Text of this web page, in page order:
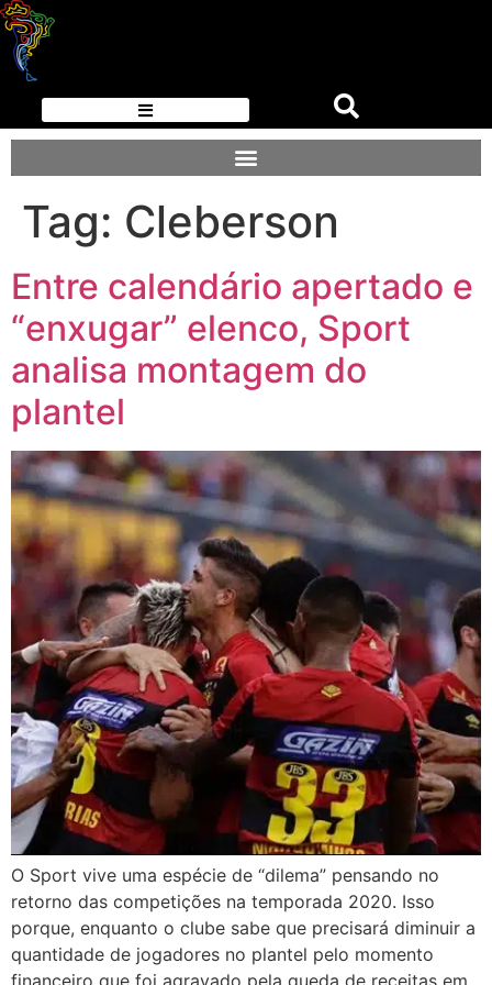
Tag: Cleberson
Entre calendário apertado e
“enxugar” elenco, Sport
analisa montagem do
plantel
O Sport vive uma espécie de “dilema” pensando no
retorno das competições na temporada 2020. Isso
porque, enquanto o clube sabe que precisará diminuir a
quantidade de jogadores no plantel pelo momento
financeiro que foi agravado pela queda de receitas em